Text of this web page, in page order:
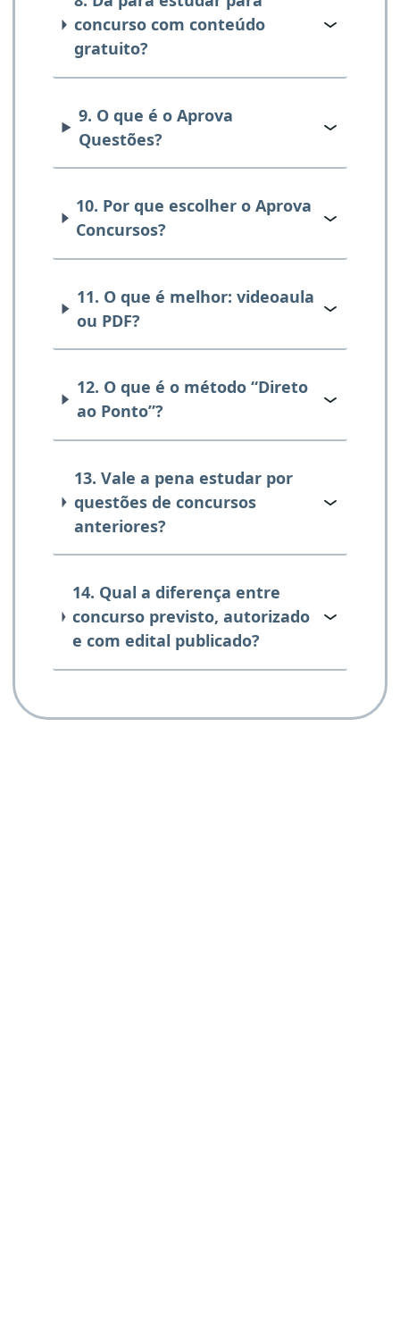
concurso com conteúdo
gratuito?
9. O que é o Aprova
Questões?
10. Por que escolher o Aprova
Concursos?
11. O que é melhor: videoaula
ou PDF?
12. O que é o método “Direto
ao Ponto”?
13. Vale a pena estudar por
questões de concursos
anteriores?
14. Qual a diferença entre
concurso previsto, autorizado
e com edital publicado?